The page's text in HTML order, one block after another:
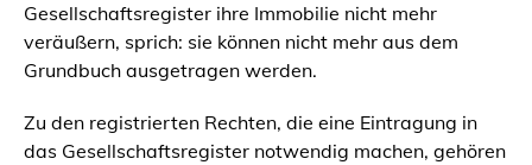
Gesellschaftsregister ihre Immobilie nicht mehr
veräußern, sprich: sie können nicht mehr aus dem
Grundbuch ausgetragen werden.
Zu den registrierten Rechten, die eine Eintragung in
das Gesellschaftsregister notwendig machen, gehören